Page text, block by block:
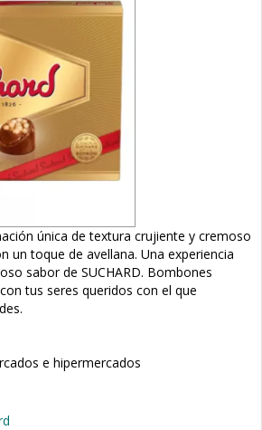
única de textura crujiente y cremoso
un toque de avellana. Una experiencia
sabor de SUCHARD. Bombones
tus seres queridos con el que
e hipermercados